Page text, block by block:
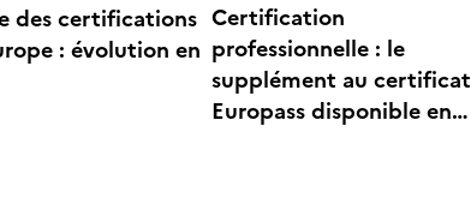
des certifications
: évolution en
Certification
professionnelle : le
supplément au certificat
Europass disponible en